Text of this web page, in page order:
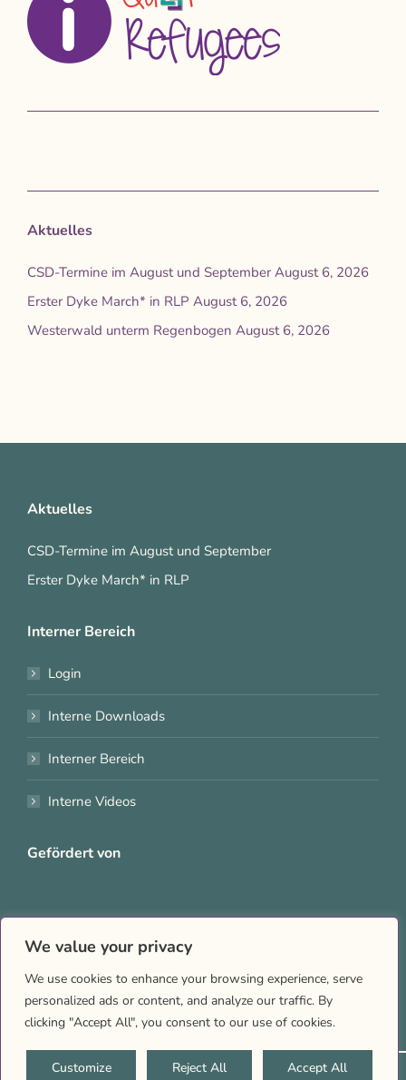
We value your privacy
We use cookies to enhance your browsing experience, serve
personalized ads or content, and analyze our traffic. By
clicking "Accept All", you consent to our use of cookies.
Customize Reject All Accept All
Aktuelles
CSD-Termine im August und September August 6, 2026
Erster Dyke March* in RLP August 6, 2026
Westerwald unterm Regenbogen August 6, 2026
Aktuelles
CSD-Termine im August und September
Erster Dyke March* in RLP
Interner Bereich
Login
Interne Downloads
Interner Bereich
Interne Videos
Gefördert von
Teil des Projekts
2026 © Queernet RLP |Impressum Datenschutz